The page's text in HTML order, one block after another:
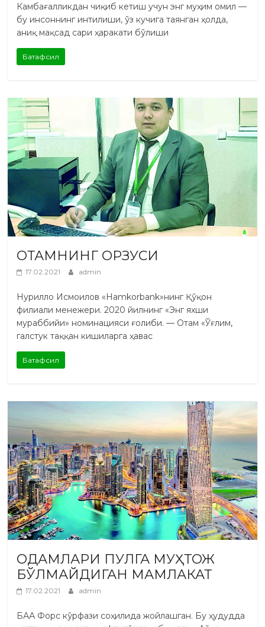
Камбағалликдан чиқиб кетиш учун энг муҳим омил —
бу инсоннинг интилиши, ўз кучига таянган ҳолда,
аниқ мақсад сари ҳаракати бўлиши
Батафсил
ОТАМНИНГ ОРЗУСИ
17.02.2021 admin
Нурилло Исмоилов «Hamkorbank»нинг Қўқон
филиали менежери. 2020 йилнинг «Энг яхши
мураббийи» номинацияси ғолиби. — Отам «Ўғлим,
галстук таққан кишиларга ҳавас
Батафсил
ОДАМЛАРИ ПУЛГА МУҲТОЖ
БЎЛМАЙДИГАН МАМЛАКАТ
17.02.2021 admin
БАА Форс кўрфази соҳилида жойлашган. Бу ҳудудда